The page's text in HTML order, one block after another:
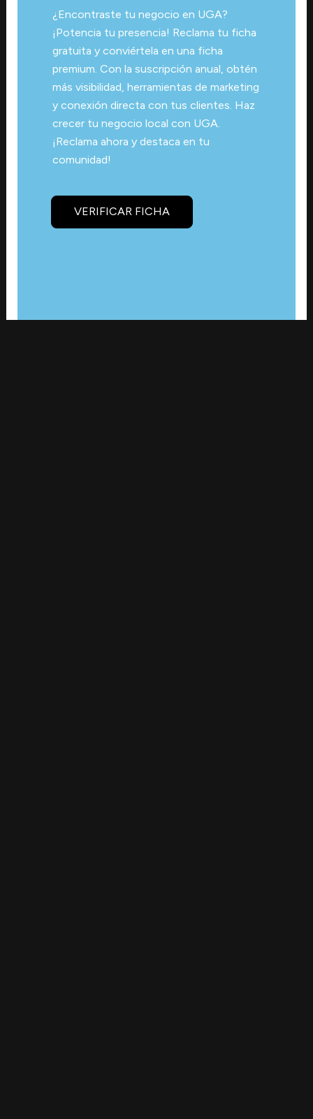
¿Encontraste tu negocio en UGA?
¡Potencia tu presencia! Reclama tu ficha
gratuita y conviértela en una ficha
premium. Con la suscripción anual, obtén
más visibilidad, herramientas de marketing
y conexión directa con tus clientes. Haz
crecer tu negocio local con UGA.
¡Reclama ahora y destaca en tu
comunidad!
VERIFICAR FICHA